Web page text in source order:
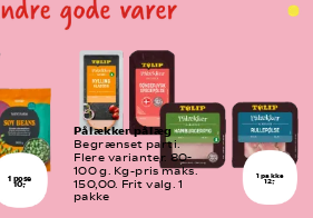
1 pose
10,-
1 pakke
12,-
Pålækker pålæg
Begrænset parti.
Flere varianter. 80-
100 g. Kg-pris maks.
150,00. Frit valg. 1
pakke